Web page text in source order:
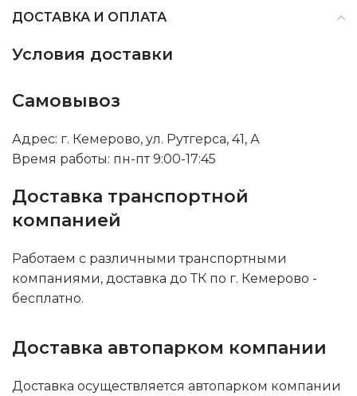
ДОСТАВКА И ОПЛАТА
Условия доставки
Самовывоз
Адрес: г. Кемерово, ул. Рутгерса, 41, А
Время работы: пн-пт 9:00-17:45
Доставка транспортной
компанией
Работаем с различными транспортными
компаниями, доставка до ТК по г. Кемерово -
бесплатно.
Доставка автопарком компании
Доставка осуществляется автопарком компании